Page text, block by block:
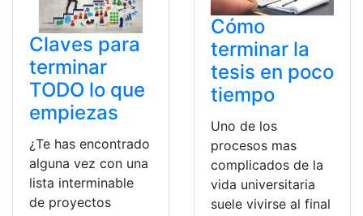
Claves para
terminar
TODO lo que
empiezas
¿Te has encontrado
alguna vez con una
lista interminable
de proyectos
Cómo
terminar la
tesis en poco
tiempo
Uno de los
procesos mas
complicados de la
vida universitaria
suele vivirse al final